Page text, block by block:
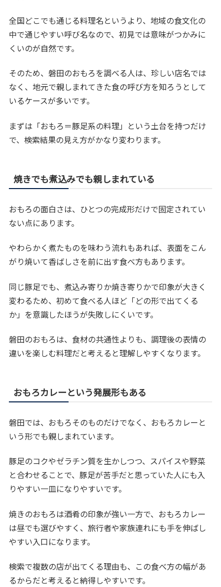
全国どこでも通じる料理名というより、地域の食文化の
中で通じやすい呼び名なので、初見では意味がつかみに
くいのが自然です。
そのため、磐田のおもろを調べる人は、珍しい店名では
なく、地元で親しまれてきた食の呼び方を知ろうとして
いるケースが多いです。
まずは「おもろ＝豚足系の料理」という土台を持つだけ
で、検索結果の見え方がかなり変わります。
焼きでも煮込みでも親しまれている
おもろの面白さは、ひとつの完成形だけで固定されてい
ない点にあります。
やわらかく煮たものを味わう流れもあれば、表面をこん
がり焼いて香ばしさを前に出す食べ方もあります。
同じ豚足でも、煮込み寄りか焼き寄りかで印象が大きく
変わるため、初めて食べる人ほど「どの形で出てくる
か」を意識したほうが失敗しにくいです。
磐田のおもろは、食材の共通性よりも、調理後の表情の
違いを楽しむ料理だと考えると理解しやすくなります。
おもろカレーという発展形もある
磐田では、おもろそのものだけでなく、おもろカレーと
いう形でも親しまれています。
豚足のコクやゼラチン質を生かしつつ、スパイスや野菜
と合わせることで、豚足が苦手だと思っていた人にも入
りやすい一皿になりやすいです。
焼きのおもろは酒肴の印象が強い一方で、おもろカレー
は昼でも選びやすく、旅行者や家族連れにも手を伸ばし
やすい入口になります。
検索で複数の店が出てくる理由も、この食べ方の幅があ
るからだと考えると納得しやすいです。